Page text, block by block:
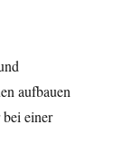
aufbauen
einer